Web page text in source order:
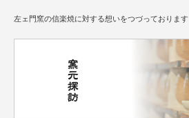
左ェ門窯の信楽焼に対する想いをつづっております